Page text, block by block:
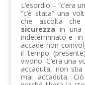
L’esordio – “c’era
“c’è stata” una
che ascolta
sicurezza in
indeterminato e in
accade non
il tempo
vivono. C’era una
accaduta, non
mai accaduta.